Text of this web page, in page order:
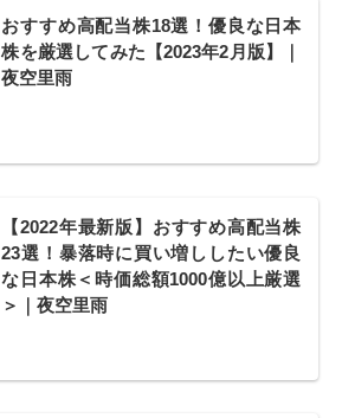
おすすめ高配当株18選！優良な日本
株を厳選してみた【2023年2月版】｜
夜空里雨
【2022年最新版】おすすめ高配当株
23選！暴落時に買い増ししたい優良
な日本株＜時価総額1000億以上厳選
＞｜夜空里雨